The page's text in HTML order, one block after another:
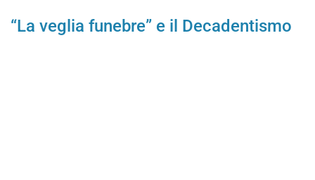
“La veglia funebre” e il Decadentismo